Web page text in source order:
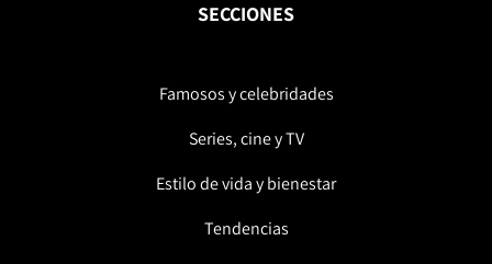
SECCIONES
Famosos y celebridades
Series, cine y TV
Estilo de vida y bienestar
Tendencias